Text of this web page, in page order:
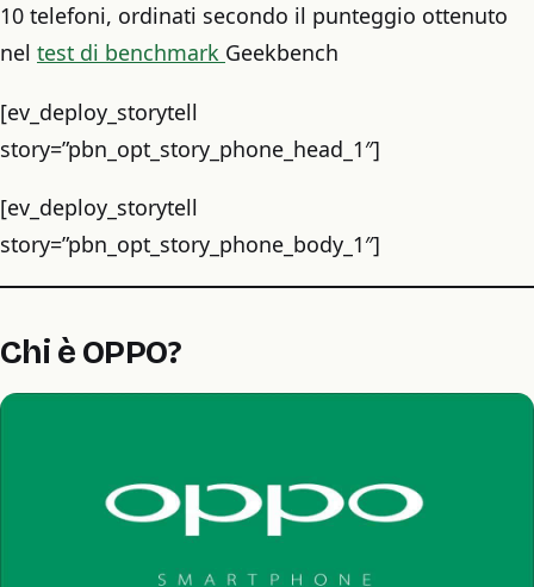
10 telefoni, ordinati secondo il punteggio ottenuto
nel test di benchmark Geekbench
[ev_deploy_storytell
story=”pbn_opt_story_phone_head_1″]
[ev_deploy_storytell
story=”pbn_opt_story_phone_body_1″]
Chi è OPPO?